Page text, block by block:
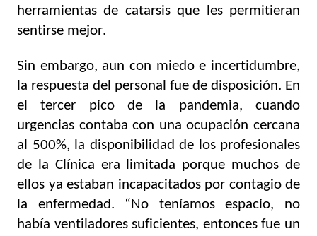
herramientas de catarsis que les permitieran
sentirse mejor.
Sin embargo, aun con miedo e incertidumbre,
la respuesta del personal fue de disposición. En
el tercer pico de la pandemia, cuando
urgencias contaba con una ocupación cercana
al 500%, la disponibilidad de los profesionales
de la Clínica era limitada porque muchos de
ellos ya estaban incapacitados por contagio de
la enfermedad. “No teníamos espacio, no
había ventiladores suficientes, entonces fue un